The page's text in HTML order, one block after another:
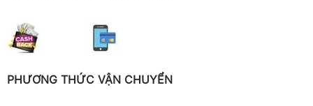
PHƯƠNG THỨC VẬN CHUYỂN